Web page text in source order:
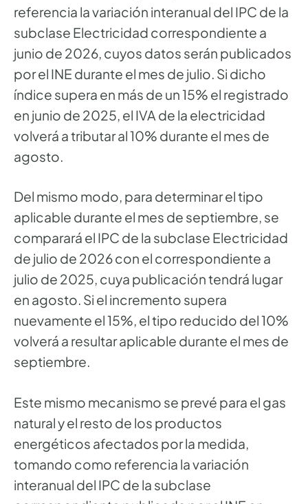
referencia la variación interanual del IPC de la
subclase Electricidad correspondiente a
junio de 2026, cuyos datos serán publicados
por el INE durante el mes de julio. Si dicho
índice supera en más de un 15% el registrado
en junio de 2025, el IVA de la electricidad
volverá a tributar al 10% durante el mes de
agosto.
Del mismo modo, para determinar el tipo
aplicable durante el mes de septiembre, se
comparará el IPC de la subclase Electricidad
de julio de 2026 con el correspondiente a
julio de 2025, cuya publicación tendrá lugar
en agosto. Si el incremento supera
nuevamente el 15%, el tipo reducido del 10%
volverá a resultar aplicable durante el mes de
septiembre.
Este mismo mecanismo se prevé para el gas
natural y el resto de los productos
energéticos afectados por la medida,
tomando como referencia la variación
interanual del IPC de la subclase